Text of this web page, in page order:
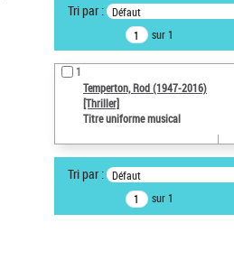
Recherche avancée dans les
notices d’autorité
Œuvres liées à l'auteur :
Temperton, Rod (1947-2016)
Type de notice d'autorité
Type de notice d'autorité
Tri par : Défaut
sur 1
1
Temperton, Rod (1947-2016)
[Thriller]
Titre uniforme musical
Tri par : Défaut
sur 1